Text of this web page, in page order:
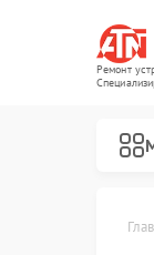
Ремонт